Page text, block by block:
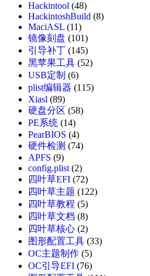
Hackintool (48)
HackintoshBuild (8)
MaciASL (11)
镜像刻盘 (101)
引导补丁 (145)
黑苹果工具 (52)
USB定制 (6)
plist编辑器 (115)
Xiasl (89)
硬盘分区 (58)
PE系统 (14)
PearBIOS (4)
硬件检测 (74)
APFS (9)
config.plist(2)
四叶草EFI (72)
四叶草主题 (122)
四叶草教程 (5)
四叶草文档 (8)
四叶草核心 (2)
图形配置工具 (33)
OC主题制作 (5)
OC引导EFI (76)